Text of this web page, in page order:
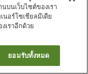
บนเว็บไซต์ของเรา
นอร์โซเชียลมีเดีย
เราอีกด้วย
ยอมรับทั้งหมด